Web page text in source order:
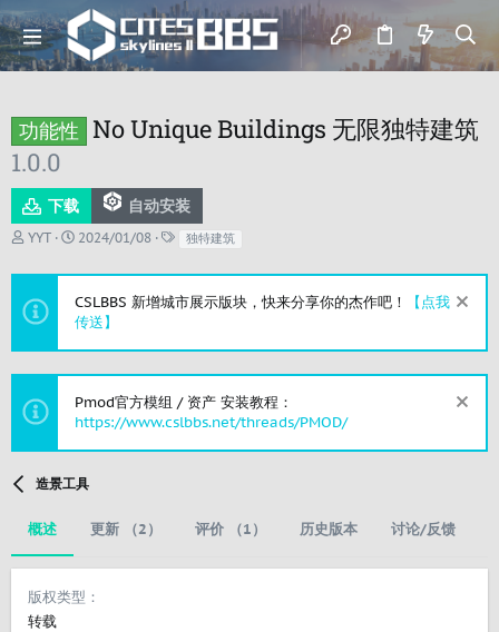
功能性
No Unique Buildings 无限独特建筑
1.0.0
下载 自动安装
作
YYT
创
日
2024/01/08
标独特建筑
CSLBBS 新增城市展示版块，快来分享你的杰作吧！
【点我
传送】
Pmod官方模组 / 资产 安装教程：
https://www.cslbbs.net/threads/PMOD/
造景工具
概述 更新 （2） 评价 （1） 历史版本 讨论/反馈
版权类型
转载